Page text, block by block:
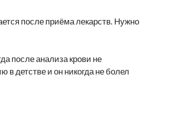
после приёма лекарств. Нужно
после анализа крови не
в детстве и он никогда не болел